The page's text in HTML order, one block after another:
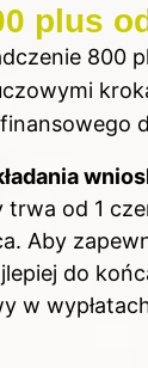
plus
800
od 1
Aby
do
w